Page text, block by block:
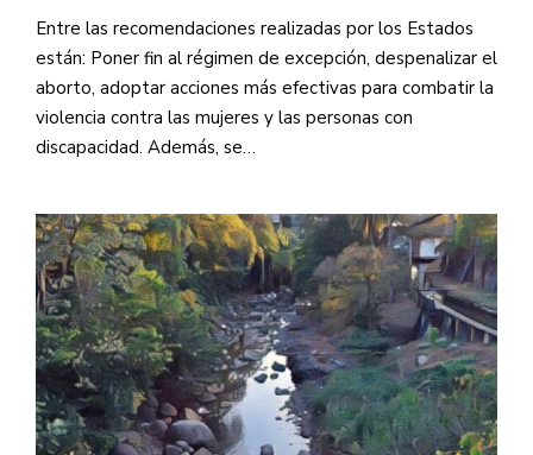
Entre las recomendaciones realizadas por los Estados
están: Poner fin al régimen de excepción, despenalizar el
aborto, adoptar acciones más efectivas para combatir la
violencia contra las mujeres y las personas con
discapacidad. Además, se…